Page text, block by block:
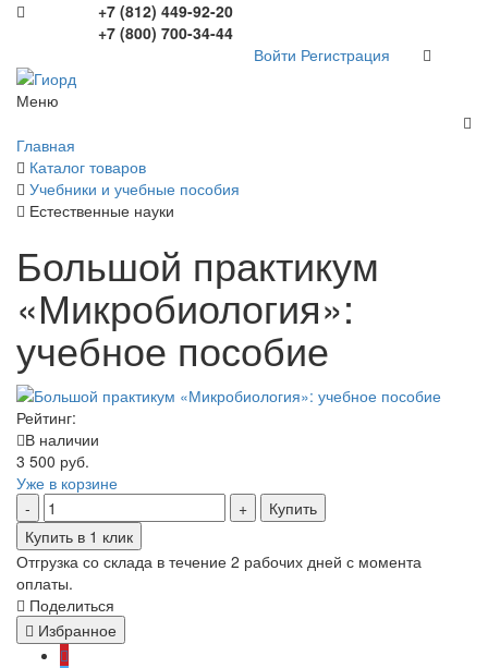
+7 (812) 449-92-20
+7 (800) 700-34-44
Войти Регистрация
Меню
Главная
Каталог товаров
Учебники и учебные пособия
Естественные науки
Большой практикум
«Микробиология»:
учебное пособие
Рейтинг:
В наличии
3 500 руб.
Уже в корзине
Купить
Купить в 1 клик
Отгрузка со склада в течение 2 рабочих дней с момента
оплаты.
Поделиться
Избранное